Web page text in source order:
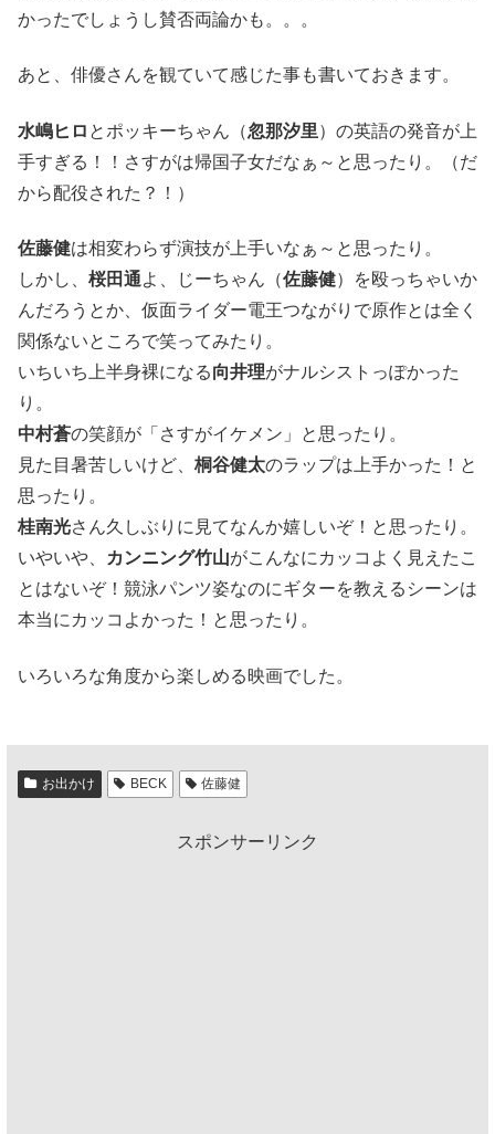
かったでしょうし賛否両論かも。。。
あと、俳優さんを観ていて感じた事も書いておきます。
水嶋ヒロ とポッキーちゃん（忽那汐里）の英語の発音が上
手すぎる！！さすがは帰国子女だなぁ～と思ったり。（だ
から配役された？！）
佐藤健は相変わらず演技が上手いなぁ～と思ったり。
しかし、 桜田通よ、じーちゃん（佐藤健）を殴っちゃいか
んだろうとか、仮面ライダー電王つながりで原作とは全く
関係ないところで笑ってみたり。
いちいち上半身裸になる向井理がナルシストっぽかった
り。
中村蒼の笑顔が「さすがイケメン」と思ったり。
見た目暑苦しいけど、 桐谷健太のラップは上手かった！と
思ったり。
桂南光さん久しぶりに見てなんか嬉しいぞ！と思ったり。
いやいや、
カンニング竹山がこんなにカッコよく見えたこ
とはないぞ！競泳パンツ姿なのにギターを教えるシーンは
本当にカッコよかった！と思ったり。
いろいろな角度から楽しめる映画でした。
お出かけ BECK 佐藤健
スポンサーリンク